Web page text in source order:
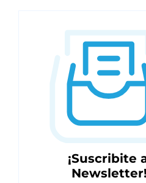
¡Suscribite
Newsletter!